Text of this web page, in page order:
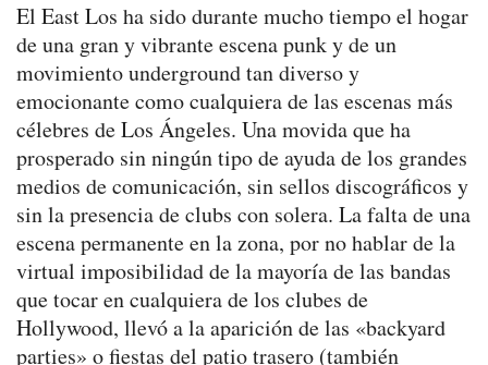
El East Los ha sido durante mucho tiempo el hogar
de una gran y vibrante escena punk y de un
movimiento underground tan diverso y
emocionante como cualquiera de las escenas más
célebres de Los Ángeles. Una movida que ha
prosperado sin ningún tipo de ayuda de los grandes
medios de comunicación, sin sellos discográficos y
sin la presencia de clubs con solera. La falta de una
escena permanente en la zona, por no hablar de la
virtual imposibilidad de la mayoría de las bandas
que tocar en cualquiera de los clubes de
Hollywood, llevó a la aparición de las «backyard
parties» o fiestas del patio trasero (también